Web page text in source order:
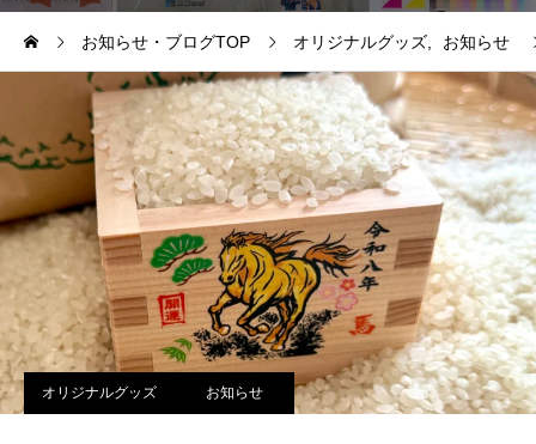
お知らせ・ブログTOP オリジナルグッズ お知らせ
オリジナルグッズ お知らせ